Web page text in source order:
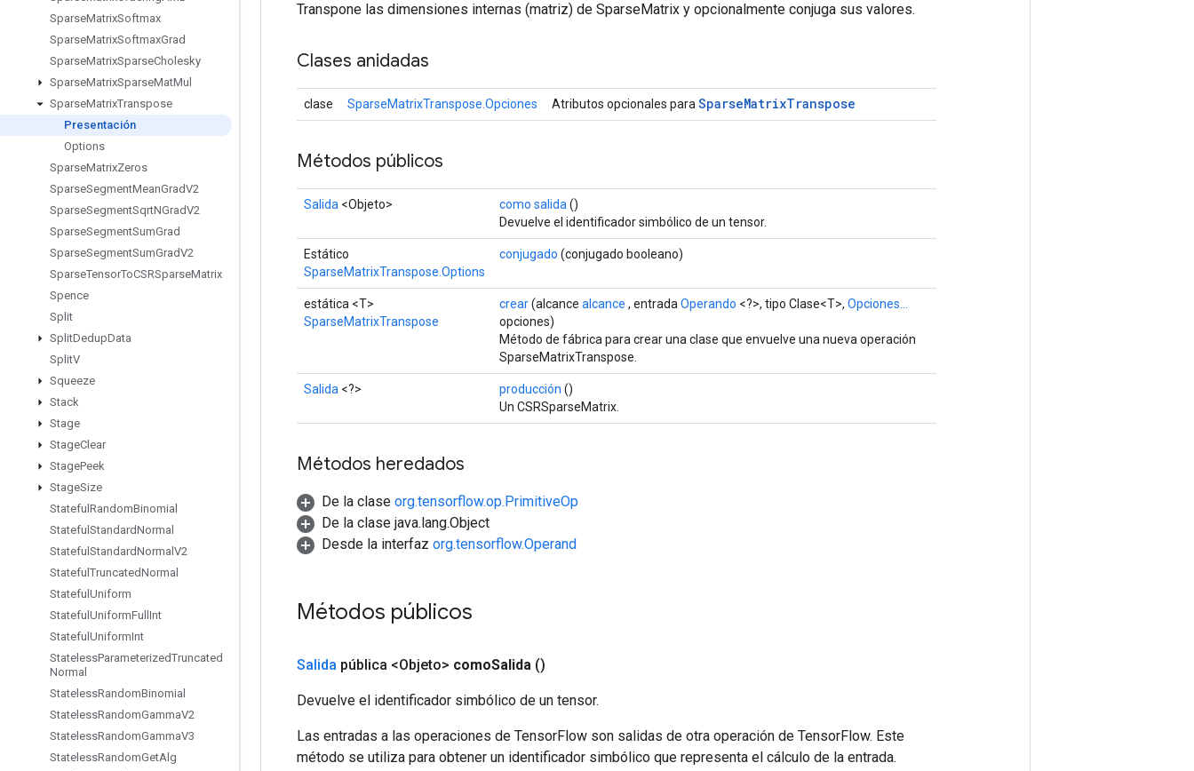
SparseMatrixSoftmax
SparseMatrixSoftmaxGrad
SparseMatrixSparseCholesky
SparseMatrixSparseMatMul
SparseMatrixTranspose
Presentación
Options
SparseMatrixZeros
SparseSegmentMeanGradV2
SparseSegmentSqrtNGradV2
SparseSegmentSumGrad
SparseSegmentSumGradV2
SparseTensorToCSRSparseMatrix
Spence
Split
SplitDedupData
SplitV
Squeeze
Stack
Stage
StageClear
StagePeek
StageSize
Stateful RandomBinomial
Stateful StandardNormal
Stateful StandardNormal V2
Stateful TruncatedNormal
Stateful Uniform
Stateful UniformFull Int
Stateful UniformInt
StatelessParameterizedTruncated
Normal
StatelessRandomBinomial
StatelessRandomGammaV2
StatelessRandomGammaV3
StatelessRandomGetAlg
Transpone las dimensiones internas (matriz) de SparseMatrix y opcionalmente conjuga sus valores.
Clases anidadas
clase SparseMatrixTranspose.Opciones Atributos opcionales para SparseMatrixTranspose
Métodos públicos
Salida <Objeto> como salida ()
Devuelve el identificador simbólico de un tensor.
Estático
SparseMatrixTranspose.Options
conjugado (conjugado booleano)
estática <T>
SparseMatrixTranspose
crear(alcance alcance , entrada Operando <?>, tipo Clase<T>, Opciones...
opciones)
Método de fábrica para crear una clase que envuelve una nueva operación
SparseMatrixTranspose.
Salida <?> producción ()
Un CSRSparseMatrix.
Métodos heredados
De la clase org.tensorflow.op.PrimitiveOp
De la clase java.lang.Object
Desde la interfaz org.tensorflow.Operand
Métodos públicos
Salida pública <Objeto> comoSalida ()
Devuelve el identificador simbólico de un tensor.
Las entradas a las operaciones de TensorFlow son salidas de otra operación de TensorFlow. Este
método se utiliza para obtener un identificador simbólico que representa el cálculo de la entrada.